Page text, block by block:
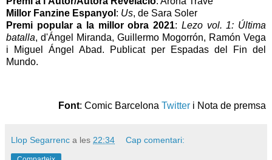
Millor Fanzine Espanyol : Us, de Sara Soler
Premi popular a la millor obra 2021: Lezo vol. 1: Última
batalla, d'Ángel Miranda, Guillermo Mogorrón, Ramón Vega
i Miguel Ángel Abad. Publicat per Espadas del Fin del
Mundo.
Font: Comic Barcelona Twitter i Nota de premsa
Llop Segarrenc a les 22:34 Cap comentari: